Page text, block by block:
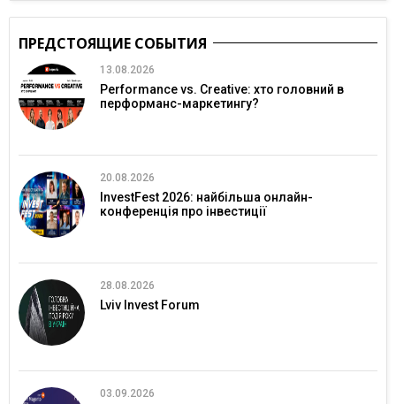
ПРЕДСТОЯЩИЕ СОБЫТИЯ
13.08.2026
Performance vs. Creative: хто головний в
перформанс-маркетингу?
20.08.2026
InvestFest 2026: найбільша онлайн-
конференція про інвестиції
28.08.2026
Lviv Invest Forum
03.09.2026